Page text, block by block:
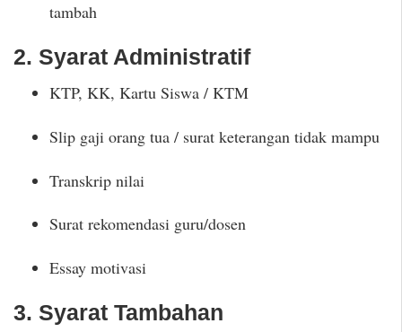
tambah
2. Syarat Administratif
KTP, KK, Kartu Siswa / KTM
Slip gaji orang tua / surat keterangan tidak mampu
Transkrip nilai
Surat rekomendasi guru/dosen
Essay motivasi
3. Syarat Tambahan